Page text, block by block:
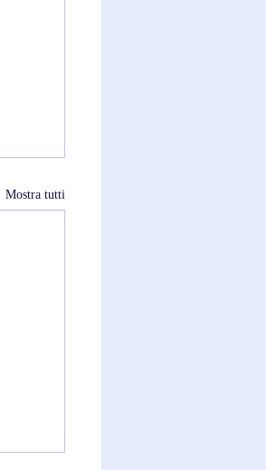
Mostra tutti